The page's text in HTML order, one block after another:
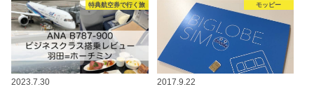
特典航空券で行く旅
2023.7.30
モッピー
2017.9.22